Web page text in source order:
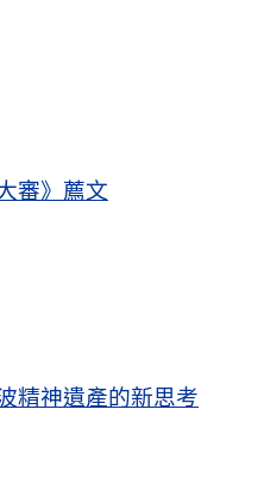
審》薦文
精神遺產的新思考